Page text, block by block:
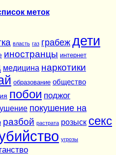
меток
власть газ грабеж дети
иностранцы интернет
медицина наркотики
образование общество
побои поджог
покушение на
разбой растрата розыск секс
угрозы